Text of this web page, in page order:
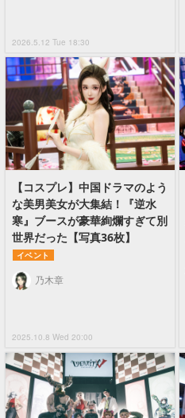
2026.5.12 Tue 18:30
【コスプレ】中国ドラマのよう
な美男美女が大集結！『逆水
寒』ブースが豪華絢爛すぎて別
世界だった【写真36枚】
イベント
2025.10.8 Wed 20:00
乃木章